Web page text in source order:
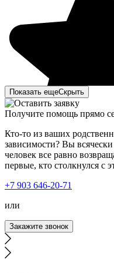
Моя мать с отчимом –
могла до них дозвониться
Зайдя в квартиру,
искать в интернете вывод
сайт, чем-то он меня
ситуацию. Ответила на
приехал быстро с
Показать ещеСкрыть
Получите помощь прямо
Кто-то из ваших
зависимости? Вы
человек все равно
первые, кто столкнулся с
+7 903 646-20-71
или
Закажите звонок